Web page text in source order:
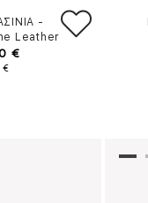
-
Leather
€
€